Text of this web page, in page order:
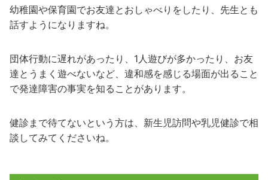
幼稚園や保育園でお友達とおしゃべりをしたり、先生とも
話すようになりますね。
団体行動に遅れがあったり、1人遊びが多かったり、お友
達とうまく遊べないなど、違和感を感じる場面が出ること
で発達障害の事実を知ることがあります。
健診まで待てないという方は、新生児訪問や乳児健診で相
談してみてくださいね。